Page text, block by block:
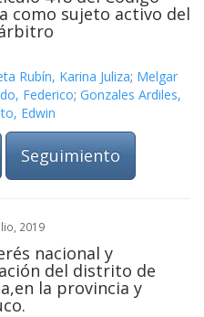
como sujeto activo del
Rubín, Karina Juliza; Melgar
Federico; Gonzales Ardiles,
Edwin
Seguimiento
2019
nacional y
del distrito de
la provincia y